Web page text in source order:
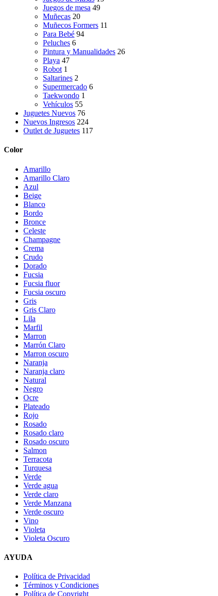
Juegos de mesa 49
Muñecas 20
Muñecos Formers 11
Para Bebé 94
Peluches 6
Pintura y Manualidades 26
Playa 47
Robot 1
Saltarines 2
Supermercado 6
Taekwondo 1
Vehículos 55
Juguetes Nuevos 76
Nuevos Ingresos 224
Outlet de Juguetes 117
Color
Amarillo
Amarillo Claro
Azul
Beige
Blanco
Bordo
Bronce
Celeste
Champagne
Crema
Crudo
Dorado
Fucsia
Fucsia fluor
Fucsia oscuro
Gris
Gris Claro
Lila
Marfil
Marron
Marrón Claro
Marron oscuro
Naranja
Naranja claro
Natural
Negro
Ocre
Plateado
Rojo
Rosado
Rosado claro
Rosado oscuro
Salmon
Terracota
Turquesa
Verde
Verde agua
Verde claro
Verde Manzana
Verde oscuro
Vino
Violeta
Violeta Oscuro
AYUDA
Política de Privacidad
Términos y Condiciones
Política de Copyright